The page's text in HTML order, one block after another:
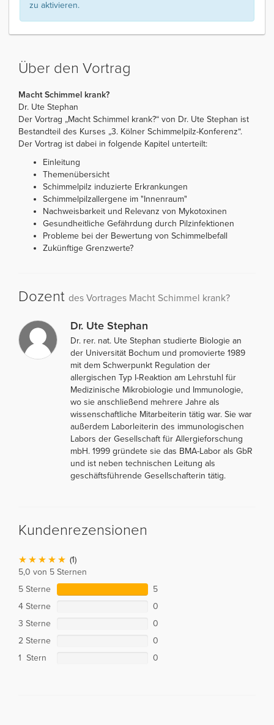
zu aktivieren.
Über den Vortrag
Macht Schimmel krank?
Dr. Ute Stephan
Der Vortrag „Macht Schimmel krank?“ von Dr. Ute Stephan ist
Bestandteil des Kurses „3. Kölner Schimmelpilz-Konferenz“.
Der Vortrag ist dabei in folgende Kapitel unterteilt:
Einleitung
Themenübersicht
Schimmelpilz induzierte Erkrankungen
Schimmelpilzallergene im "Innenraum"
Nachweisbarkeit und Relevanz von Mykotoxinen
Gesundheitliche Gefährdung durch Pilzinfektionen
Probleme bei der Bewertung von Schimmelbefall
Zukünftige Grenzwerte?
Dozent des Vortrages Macht Schimmel krank?
Dr. Ute Stephan
Dr. rer. nat. Ute Stephan studierte Biologie an
der Universität Bochum und promovierte 1989
mit dem Schwerpunkt Regulation der
allergischen Typ I-Reaktion am Lehrstuhl für
Medizinische Mikrobiologie und Immunologie,
wo sie anschließend mehrere Jahre als
wissenschaftliche Mitarbeiterin tätig war. Sie war
außerdem Laborleiterin des immunologischen
Labors der Gesellschaft für Allergieforschung
mbH. 1999 gründete sie das BMA-Labor als GbR
und ist neben technischen Leitung als
geschäftsführende Gesellschafterin tätig.
Kundenrezensionen
(1)
5,0 von 5 Sternen
5 Sterne
5
4 Sterne
0
3 Sterne
0
2 Sterne
0
1 Stern
0